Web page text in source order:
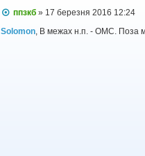
П
в
ппзкб » 17 березня 2016 12:24
Solomon, В межах н.п. - ОМС. Поза